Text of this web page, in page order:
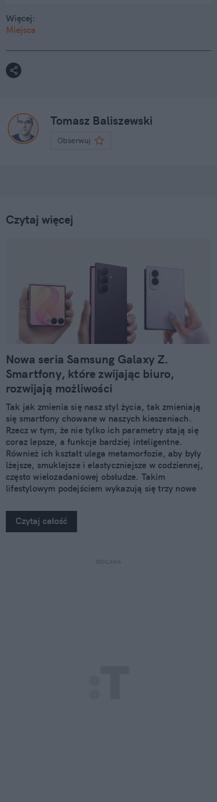
Więcej:
Miejsca
Tomasz Baliszewski
Obserwuj
Czytaj więcej
Nowa seria Samsung Galaxy Z.
Smartfony, które zwijając biuro,
rozwijają możliwości
Tak jak zmienia się nasz styl życia, tak zmieniają
się smartfony chowane w naszych kieszeniach.
Rzecz w tym, że nie tylko ich parametry stają się
coraz lepsze, a funkcje bardziej inteligentne.
Również ich kształt ulega metamorfozie, aby były
lżejsze, smuklejsze i elastyczniejsze w codziennej,
często wielozadaniowej obsłudze. Takim
lifestylowym podejściem wykazują się trzy nowe
Czytaj całość
REKLAMA